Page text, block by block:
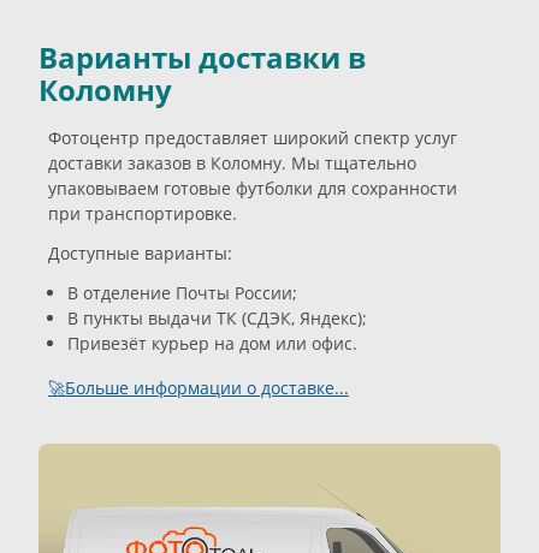
Варианты доставки в
Коломну
Фотоцентр предоставляет широкий спектр услуг
доставки заказов в Коломну. Мы тщательно
упаковываем готовые футболки для сохранности
при транспортировке.
Доступные варианты:
В отделение Почты России;
В пункты выдачи ТК (СДЭК, Яндекс);
Привезёт курьер на дом или офис.
🚀Больше информации о доставке...